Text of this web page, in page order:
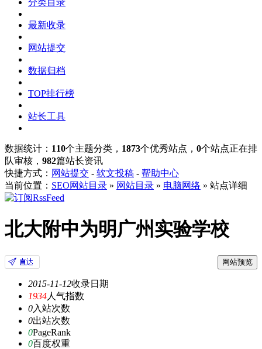
分类目录
最新收录
网站提交
数据归档
TOP排行榜
站长工具
数据统计： 110个主题分类， 1873个优秀站点， 0个站点正在排
队审核， 982篇站长资讯
快捷方式： 网站提交 - 软文投稿 - 帮助中心
当前位置： SEO网站目录 » 网站目录 » 电脑网络 » 站点详细
北大附中为明广州实验学校
网站预览
2015-11-12收录日期
1934人气指数
0入站次数
0出站次数
0PageRank
0百度权重